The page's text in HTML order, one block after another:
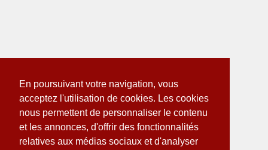
En poursuivant votre navigation, vous
acceptez l'utilisation de cookies. Les cookies
nous permettent de personnaliser le contenu
et les annonces, d'offrir des fonctionnalités
relatives aux médias sociaux et d'analyser